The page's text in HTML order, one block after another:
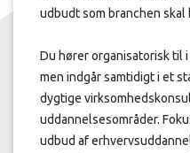
udbudt som branchen skal
Du hører organisatorisk til
men indgår samtidigt i et
dygtige
uddannelsesområder.
udbud af